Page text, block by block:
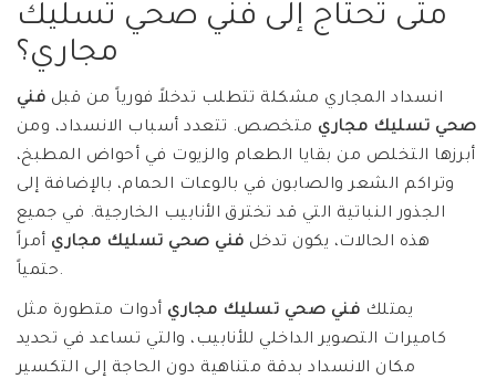
متى تحتاج إلى فني صحي تسليك
مجاري؟
انسداد المجاري مشكلة تتطلب تدخلاً فورياً من قبل فني
صحي تسليك مجاري متخصص. تتعدد أسباب الانسداد، ومن
أبرزها التخلص من بقايا الطعام والزيوت في أحواض المطبخ،
وتراكم الشعر والصابون في بالوعات الحمام، بالإضافة إلى
الجذور النباتية التي قد تخترق الأنابيب الخارجية. في جميع
هذه الحالات، يكون تدخل فني صحي تسليك مجاري أمراً
حتمياً.
يمتلك فني صحي تسليك مجاري أدوات متطورة مثل
كاميرات التصوير الداخلي للأنابيب، والتي تساعد في تحديد
مكان الانسداد بدقة متناهية دون الحاجة إلى التكسير